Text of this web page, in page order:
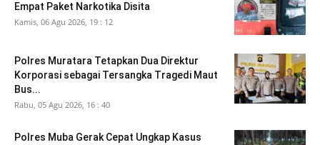
Empat Paket Narkotika Disita
Kamis, 06 Agu 2026, 19 : 12
Polres Muratara Tetapkan Dua Direktur
Korporasi sebagai Tersangka Tragedi Maut
Bus...
Rabu, 05 Agu 2026, 16 : 40
Polres Muba Gerak Cepat Ungkap Kasus